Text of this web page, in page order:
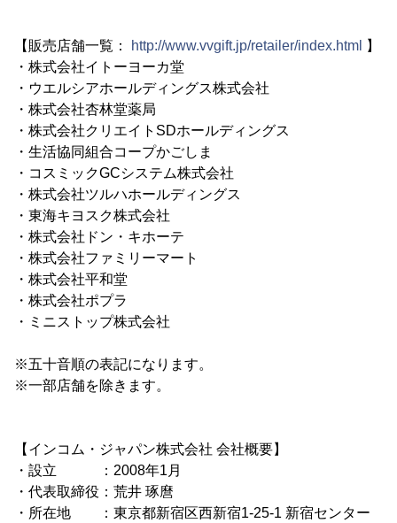
【販売店舗一覧： http://www.vvgift.jp/retailer/index.html
】
・株式会社イトーヨーカ堂
・ウエルシアホールディングス株式会社
・株式会社杏林堂薬局
・株式会社クリエイトSDホールディングス
・生活協同組合コープかごしま
・コスミックGCシステム株式会社
・株式会社ツルハホールディングス
・東海キヨスク株式会社
・株式会社ドン・キホーテ
・株式会社ファミリーマート
・株式会社平和堂
・株式会社ポプラ
・ミニストップ株式会社
※五十音順の表記になります。
※一部店舗を除きます。
【インコム・ジャパン株式会社 会社概要】
・設立 ：2008年1月
・代表取締役：荒井 琢麿
・所在地 ：東京都新宿区西新宿1-25-1 新宿センター